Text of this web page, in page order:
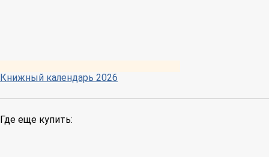
Книжный календарь 2026
Где еще купить: